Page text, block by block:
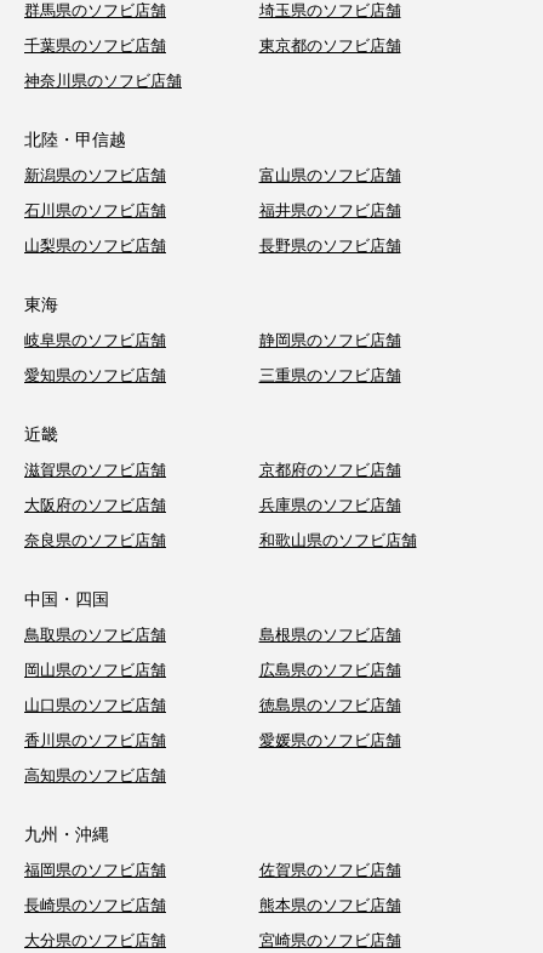
群馬県のソフビ店舗
埼玉県のソフビ店舗
千葉県のソフビ店舗
東京都のソフビ店舗
神奈川県のソフビ店舗
北陸・甲信越
新潟県のソフビ店舗
富山県のソフビ店舗
石川県のソフビ店舗
福井県のソフビ店舗
山梨県のソフビ店舗
長野県のソフビ店舗
東海
岐阜県のソフビ店舗
静岡県のソフビ店舗
愛知県のソフビ店舗
三重県のソフビ店舗
近畿
滋賀県のソフビ店舗
京都府のソフビ店舗
大阪府のソフビ店舗
兵庫県のソフビ店舗
奈良県のソフビ店舗
和歌山県のソフビ店舗
中国・四国
鳥取県のソフビ店舗
島根県のソフビ店舗
岡山県のソフビ店舗
広島県のソフビ店舗
山口県のソフビ店舗
徳島県のソフビ店舗
香川県のソフビ店舗
愛媛県のソフビ店舗
高知県のソフビ店舗
九州・沖縄
福岡県のソフビ店舗
佐賀県のソフビ店舗
長崎県のソフビ店舗
熊本県のソフビ店舗
大分県のソフビ店舗
宮崎県のソフビ店舗